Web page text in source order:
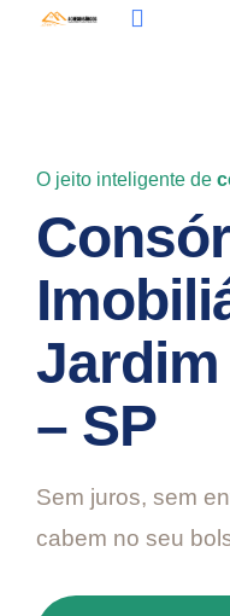
O jeito inteligente de
Jardim
– SP
Sem juros, sem
cabem no seu